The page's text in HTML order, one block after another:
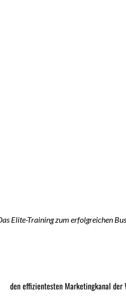
Elite-Training zum erfolgreichen
den effizientesten Marketingkanal